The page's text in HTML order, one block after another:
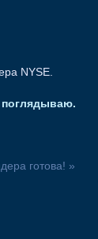
NYSE.
поглядываю.
готова! »